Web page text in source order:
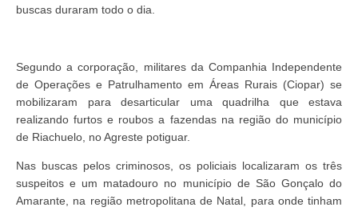
buscas duraram todo o dia.
Segundo a corporação, militares da Companhia Independente
de Operações e Patrulhamento em Áreas Rurais (Ciopar) se
mobilizaram para desarticular uma quadrilha que estava
realizando furtos e roubos a fazendas na região do município
de Riachuelo, no Agreste potiguar.
Nas buscas pelos criminosos, os policiais localizaram os três
suspeitos e um matadouro no município de São Gonçalo do
Amarante, na região metropolitana de Natal, para onde tinham